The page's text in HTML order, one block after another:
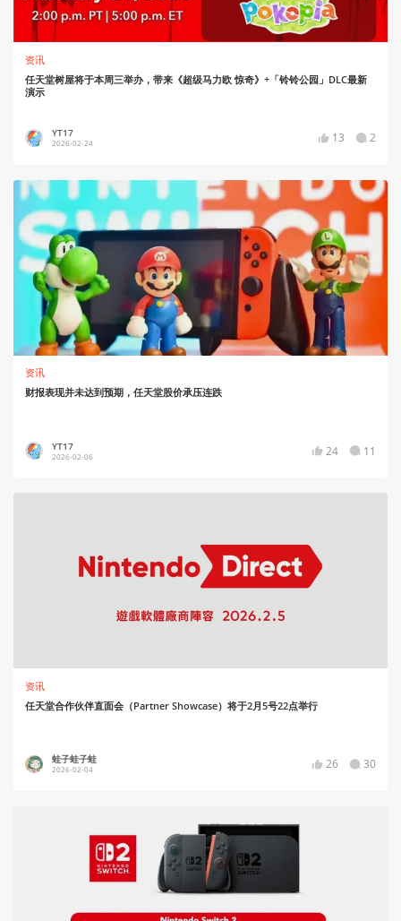
资讯
任天堂树屋将于本周三举办，带来《超级马力欧 惊奇》+「铃铃公园」DLC最新
演示
YT17
2026-02-24 13 2
资讯
财报表现并未达到预期，任天堂股价承压连跌
YT17
2026-02-06 24 11
资讯
任天堂合作伙伴直面会（Partner Showcase）将于2月5号22点举行
蛙子蛙子蛙
2026-02-04 26 30